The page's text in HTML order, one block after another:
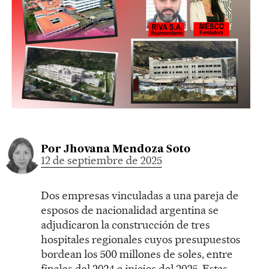
Por Jhovana Mendoza Soto
12 de septiembre de 2025
Dos empresas vinculadas a una pareja de
esposos de nacionalidad argentina se
adjudicaron la construcción de tres
hospitales regionales cuyos presupuestos
bordean los 500 millones de soles, entre